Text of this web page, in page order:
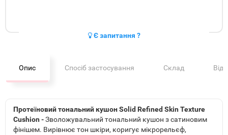
Є запитання ?
Опис Спосіб застосування Склад
Протеїновий тональний кушон Solid Refined Skin Texture
Cushion -Зволожувальний тональний кушон з сатиновим
фінішем. Вирівнює тон шкіри, коригує мікрорельєф,